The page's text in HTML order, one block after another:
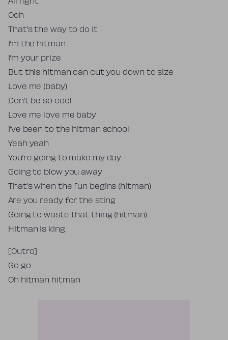
All right
Ooh
That’s the way to do it
I’m the hitman
I’m your prize
But this hitman can cut you down to size
Love me (baby)
Don’t be so cool
Love me love me baby
I’ve been to the hitman school
Yeah yeah
You’re going to make my day
Going to blow you away
That’s when the fun begins (hitman)
Are you ready for the sting
Going to waste that thing (hitman)
Hitman is king
[Outro]
Go go
Oh hitman hitman